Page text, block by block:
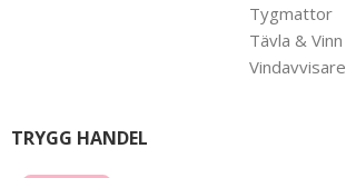
Tygmattor
Tävla & Vinn
Vindavvisare
TRYGG HANDEL